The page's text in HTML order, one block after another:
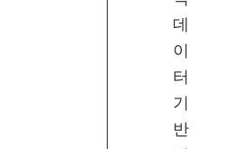
데
이
터
기
반